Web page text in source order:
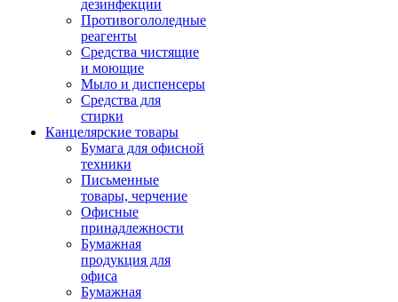
дезинфекции
Противогололедные
реагенты
Средства чистящие
и моющие
Мыло и диспенсеры
Средства для
стирки
Канцелярские товары
Бумага для офисной
техники
Письменные
товары, черчение
Офисные
принадлежности
Бумажная
продукция для
офиса
Бумажная